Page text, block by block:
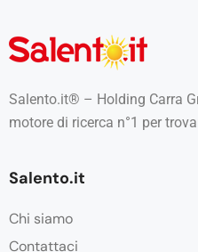
Salento.it® – Holding Carra
motore di ricerca n°1 per
Salento.it
Chi siamo
Contattaci